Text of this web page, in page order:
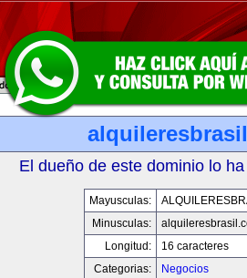
El dueño de este dominio lo
Mayusculas:
Minusculas:
Longitud:
16 caracteres
Categorias:
Negocios